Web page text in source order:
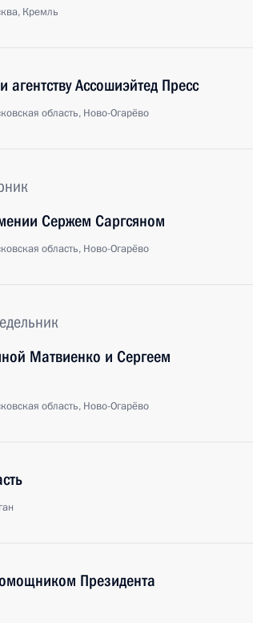
Кремль
Ассошиэйтед Пресс
область, Ново-Огарёво
Сержем Саргсяном
область, Ново-Огарёво
Матвиенко и Сергеем
область, Ново-Огарёво
Президента